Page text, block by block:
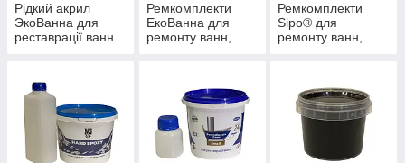
Рідкий акрил
ЭкоВанна для
реставрації ванн
Ремкомплекти
ЕкоВанна для
ремонту ванн,
Ремкомплекти
Sipo® для
ремонту ванн,